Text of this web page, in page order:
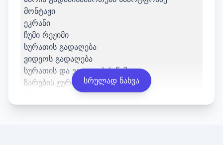
მონტაჟი
ეკრანი
ჩუმი რეჟიმი
სურათის გადაღება
ვიდეოს გადაღება
სურათის და ვიდეოების წაშლა
ზარების ჟურნალი
მთავარი კარის გაღება
ხმის პარამეტრები
სრულად ნახვა